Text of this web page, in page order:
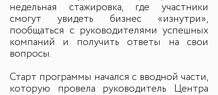
ДЛЯ СМИ
Медиакит
Контакты
недельная стажировка, где участники
смогут увидеть бизнес «изнутри»,
пообщаться с руководителями успешных
компаний и получить ответы на свои
вопросы.
Старт программы начался с вводной части,
которую провела руководитель Центра